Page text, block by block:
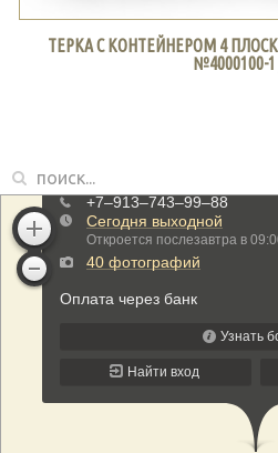
ТЕРКА С КОНТЕЙНЕРОМ 4
№4000100-1